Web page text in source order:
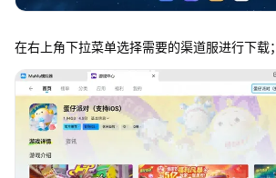
在右上角下拉菜单选择需要的渠道服进行下载；